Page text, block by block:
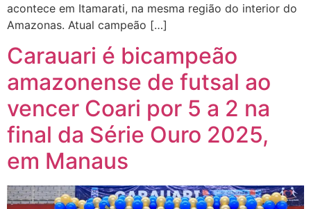
acontece em Itamarati, na mesma região do interior do
Amazonas. Atual campeão […]
Carauari é bicampeão
amazonense de futsal ao
vencer Coari por 5 a 2 na
final da Série Ouro 2025,
em Manaus